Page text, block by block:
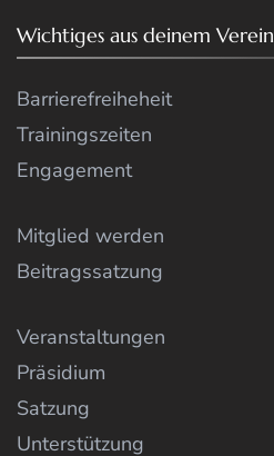
Wichtiges aus deinem Verein
Barrierefreiheheit
Trainingszeiten
Engagement
Mitglied werden
Beitragssatzung
Veranstaltungen
Präsidium
Satzung
Unterstützung